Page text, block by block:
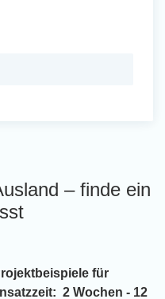
– finde ein
für
2 Wochen - 12